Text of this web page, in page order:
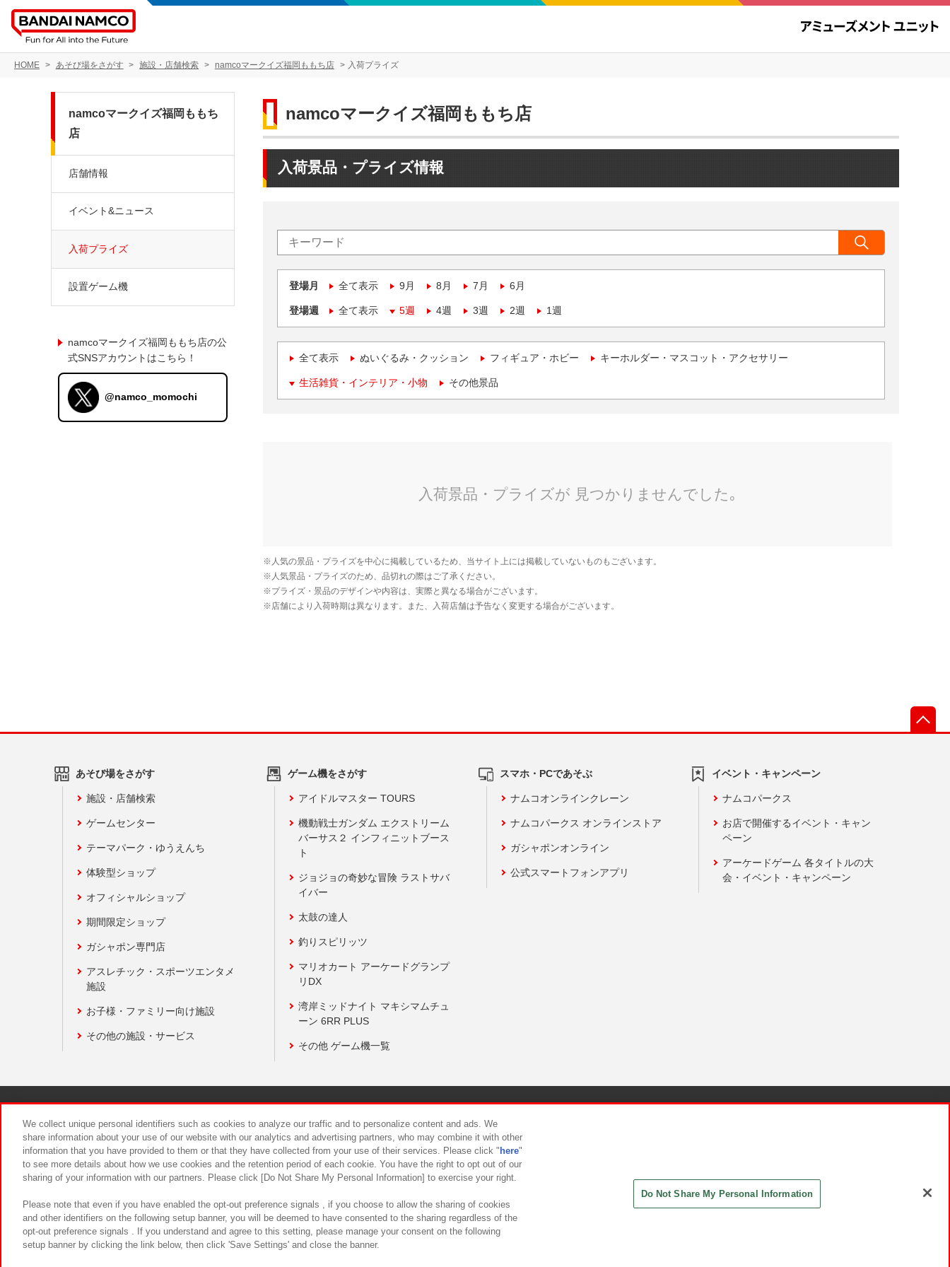
HOME あそび場をさがす 施設・店舗検索 namcoマークイズ福岡ももち店 入荷プライズ
namcoマークイズ福岡ももち店
入荷景品・プライズ情報
登場月 全て表示 9月 8月 7月 6月
登場週 全て表示 5週 4週 3週 2週 1週
全て表示 ぬいぐるみ・クッション フィギュア・ホビー キーホルダー・マスコット・アクセサリー
生活雑貨・インテリア・小物 その他景品
namcoマークイズ福岡ももち
店
店舗情報
イベント&ニュース
入荷プライズ
設置ゲーム機
namcoマークイズ福岡ももち店の公
式SNSアカウントはこちら！
@namco_momochi
あそび場をさがす
施設・店舗検索
ゲームセンター
テーマパーク・ゆうえんち
体験型ショップ
オフィシャルショップ
期間限定ショップ
ガシャポン専門店
アスレチック・スポーツエンタメ
施設
お子様・ファミリー向け施設
その他の施設・サービス
ゲーム機をさがす
アイドルマスター TOURS
機動戦士ガンダム エクストリーム
バーサス２ インフィニットブース
ト
ジョジョの奇妙な冒険 ラストサバ
イバー
太鼓の達人
釣りスピリッツ
マリオカート アーケードグランプ
リDX
湾岸ミッドナイト マキシマムチュ
ーン 6RR PLUS
その他 ゲーム機一覧
スマホ・PCであそぶ
ナムコオンラインクレーン
ナムコパークス オンラインストア
ガシャポンオンライン
公式スマートフォンアプリ
イベント・キャンペーン
ナムコパークス
お店で開催するイベント・キャン
ペーン
アーケードゲーム 各タイトルの大
会・イベント・キャンペーン
食品のご提供について カスタマーハラスメント対応方針
We collect unique personal identifiers such as cookies to analyze our traffic and to personalize content and ads. We
share information about your use of our website with our analytics and advertising partners, who may combine it with other
information that you have provided to them or that they have collected from your use of their services. Please click " here"
to see more details about how we use cookies and the retention period of each cookie. You have the right to opt out of our
sharing of your information with our partners. Please click [Do Not Share My Personal Information] to exercise your right.
Please note that even if you have enabled the opt-out preference signals , if you choose to allow the sharing of cookies
and other identifiers on the following setup banner, you will be deemed to have consented to the sharing regardless of the
opt-out preference signals . If you understand and agree to this setting, please manage your consent on the following
setup banner by clicking the link below, then click 'Save Settings' and close the banner.
Do Not Share My Personal Information